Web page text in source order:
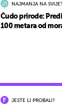
JESTE LI PROBALI?
NAJMANJA NA
Čudo prirode:
100 metara od